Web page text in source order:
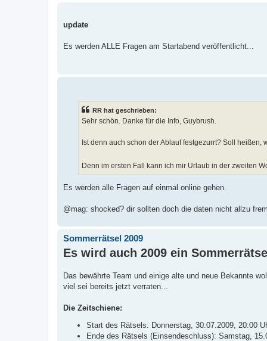
update
Es werden ALLE Fragen am Startabend veröffentlicht...
RR hat geschrieben:
Sehr schön. Danke für die Info, Guybrush.
Ist denn auch schon der Ablauf festgezurrt? Soll
Denn im ersten Fall kann ich mir Urlaub in der zweiten
Es werden alle Fragen auf einmal online gehen.
@mag: shocked? dir sollten doch die daten nicht allzu
Sommerrätsel 2009
Es wird auch 2009 ein
Das bewährte Team und einige alte und neue Bekannte
viel sei bereits jetzt verraten...
Die Zeitschiene:
Start des Rätsels: Donnerstag, 30.07.2009, 20:00
Ende des Rätsels (Einsendeschluss): Samstag,